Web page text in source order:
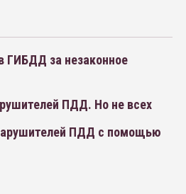
ГИБДД за незаконное
ПДД. Но не всех
ПДД с помощью